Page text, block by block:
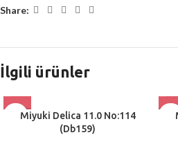
Share:
İlgili ürünler
Miyuki Delica 11.0 No:114
(Db159)